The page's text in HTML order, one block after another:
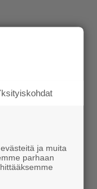
ja muita
parhaan